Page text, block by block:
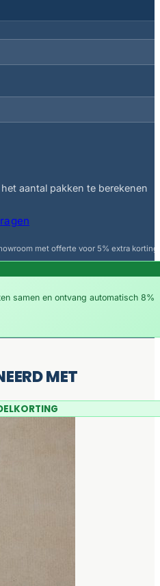
aantal pakken te berekenen
met offerte voor 5% extra korting.
samen en ontvang automatisch 8%
MET